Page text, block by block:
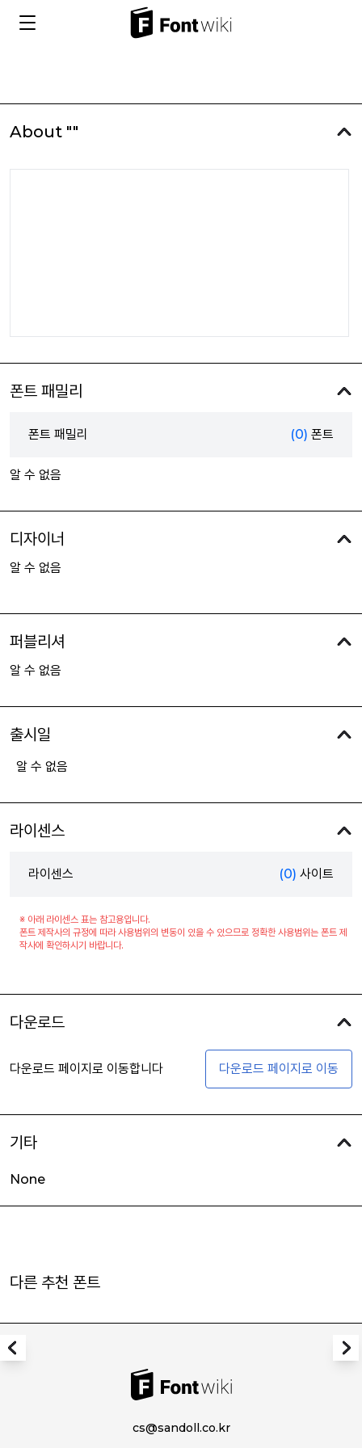
About ""
폰트 패밀리
폰트 패밀리 (0) 폰트
알 수 없음
디자이너
알 수 없음
퍼블리셔
알 수 없음
출시일
알 수 없음
라이센스
라이센스 (0) 사이트
※ 아래 라이센스 표는 참고용입니다.
폰트 제작사의 규정에 따라 사용범위의 변동이 있을 수 있으므로 정확한 사용범위는 폰트 제
작사에 확인하시기 바랍니다.
다운로드
다운로드 페이지로 이동합니다 다운로드 페이지로 이동
기타
None
다른 추천 폰트
cs@sandoll.co.kr